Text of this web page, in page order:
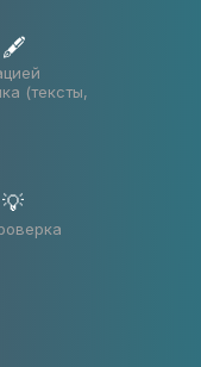
🖋
(тексты,